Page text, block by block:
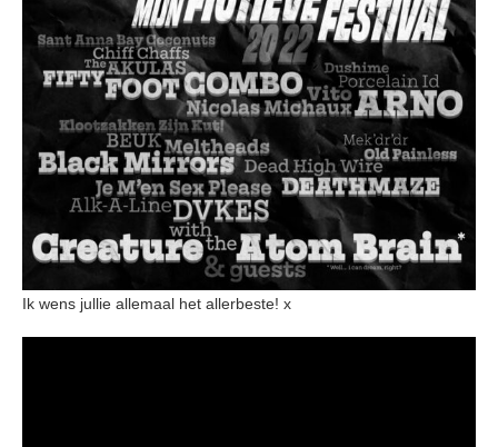
Ik wens jullie allemaal het allerbeste! x